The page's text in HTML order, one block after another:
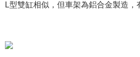
L型雙缸相似，但車架為鋁合金製造，